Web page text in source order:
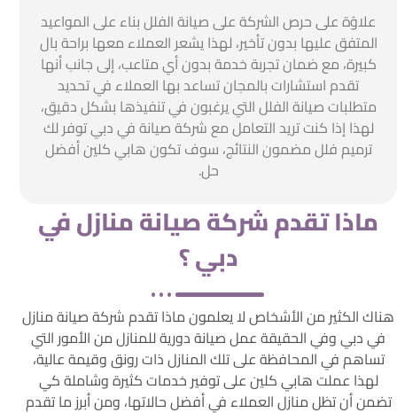
علاوًة على حرص الشركة على صيانة الفلل بناء على المواعيد
المتفق عليها بدون تأخير، لهذا يشعر العملاء معها براحة بال
كبيرة، مع ضمان تجربة خدمة بدون أي متاعب، إلى جانب أنها
تقدم استشارات بالمجان تساعد بها العملاء في تحديد
متطلبات صيانة الفلل التي يرغبون في تنفيذها بشكل دقيق،
لهذا إذا كنت تريد التعامل مع شركة صيانة في دبي توفر لك
ترميم فلل مضمون النتائج، سوف تكون هابي كلين أفضل
حل.
ماذا تقدم شركة صيانة منازل في
دبي ؟
هناك الكثير من الأشخاص لا يعلمون ماذا تقدم شركة صيانة منازل
في دبي وفي الحقيقة عمل صيانة دورية للمنازل من الأمور التي
تساهم في المحافظة على تلك المنازل ذات رونق وقيمة عالية،
لهذا عملت هابي كلين على توفير خدمات كثيرة وشاملة كي
تضمن أن تظل منازل العملاء في أفضل حالاتها، ومن أبرز ما تقدم